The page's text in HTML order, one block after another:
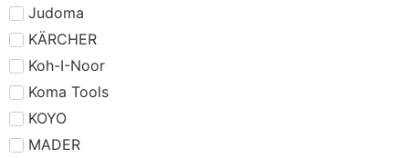
Judoma
KÄRCHER
Koh-I-Noor
Koma Tools
KOYO
MADER